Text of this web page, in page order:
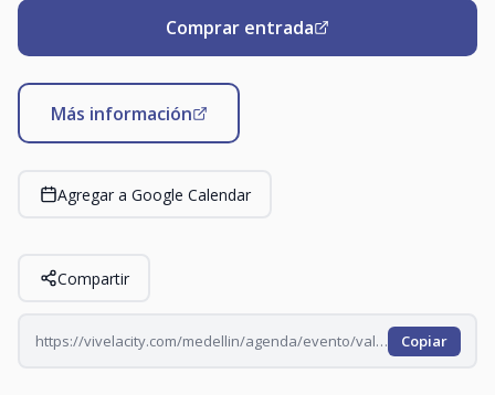
Comprar entrada
Más información
Agregar a Google Calendar
Compartir
https://vivelacity.com/medellin/agenda/evento/vale-todo-con-accion-impro-mpwwu1g0-mpwx178b-mpwx2ee8-mpwx6wiy-mpwxbyx5-mpwxe0i3 Copiar